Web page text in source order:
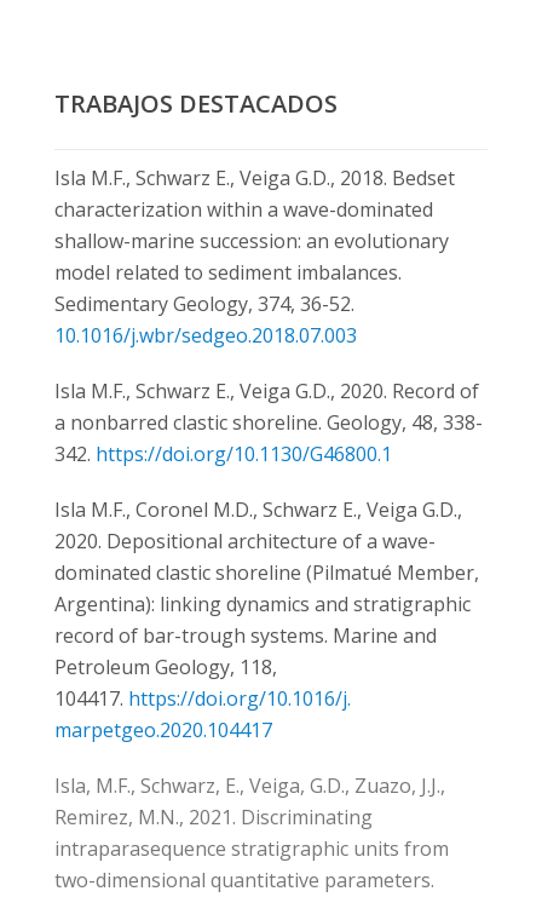
TRABAJOS DESTACADOS
Isla M.F., Schwarz E., Veiga G.D., 2018. Bedset
characterization within a wave-dominated
shallow-marine succession: an evolutionary
model related to sediment imbalances.
Sedimentary Geology, 374, 36-52.
10.1016/j.wbr/sedgeo.2018.07.003
Isla M.F., Schwarz E., Veiga G.D., 2020. Record of
a nonbarred clastic shoreline. Geology, 48, 338-
342. https://doi.org/10.1130/G46800.1
Isla M.F., Coronel M.D., Schwarz E., Veiga G.D.,
2020. Depositional architecture of a wave-
dominated clastic shoreline (Pilmatué Member,
Argentina): linking dynamics and stratigraphic
record of bar-trough systems. Marine and
Petroleum Geology, 118,
104417. https://doi.org/10.1016/j.
marpetgeo.2020.104417
Isla, M.F., Schwarz, E., Veiga, G.D., Zuazo, J.J.,
Remirez, M.N., 2021. Discriminating
intraparasequence stratigraphic units from
two-dimensional quantitative parameters.